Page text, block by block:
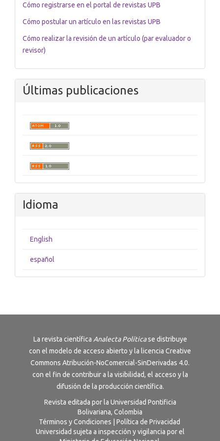
Cómo registrarse en el portal de revistas UPB
Cómo postular un artículo en las revistas UPB
Cómo realizar la revisión de un artículo (par evaluador o
revisor)
Últimas publicaciones
Idioma
English
español
La revista científica Analecta Políticase distribuye
con el modelo de acceso abierto y la licencia Creative
Commons Atribución-NoComercial-SinDerivadas 4.0.
con el fin de contribuir a la visibilidad, el acceso y la
difusión de la producción científica.
Revista editada por la Universidad Pontificia
Bolivariana, Colombia
Términos y Condiciones
Política de Privacidad
Universidad sujeta a inspección y vigilancia por el